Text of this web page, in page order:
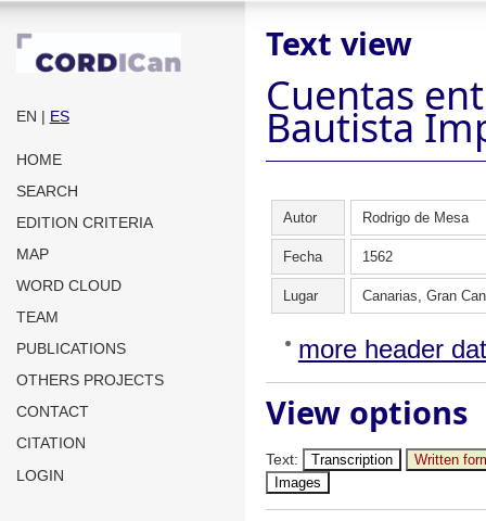
EN | ES
HOME
SEARCH
EDITION CRITERIA
MAP
WORD CLOUD
TEAM
PUBLICATIONS
OTHERS PROJECTS
CONTACT
CITATION
LOGIN
Text view
Cuentas
Bautista
Autor Rodrigo de Mesa
Fecha 1562
Lugar Canarias, Gran
more header
View options
Text: Transcription
Written
Images